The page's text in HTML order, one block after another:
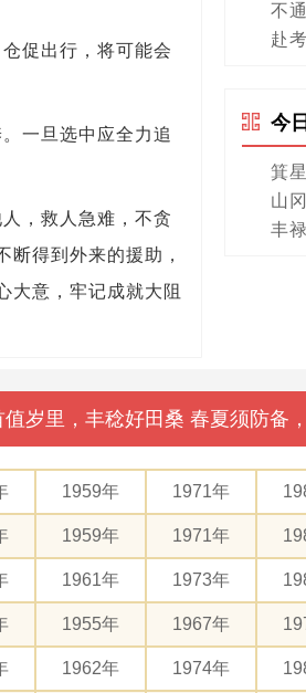
促出行，将可能会
一旦选中应全力追
，救人急难，不贪
断得到外来的援助，
大意，牢记成就大阻
不
赴
今
箕
山
丰
岁里，丰稔好田桑 春夏须防备
1959年 1971年
1959年 1971年
1961年 1973年
1955年 1967年
1962年 1974年